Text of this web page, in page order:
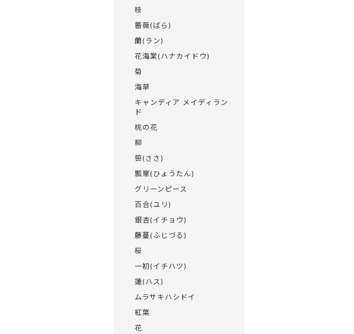
枝
薔薇(ばら)
蘭(ラン)
花海棠(ハナカイドウ)
菊
海草
キャンディア メイディラン
ド
桃の花
柳
笹(ささ)
瓢箪(ひょうたん)
グリーンピース
百合(ユリ)
銀杏(イチョウ)
藤蔓(ふじづる)
桜
一初(イチハツ)
蓮(ハス)
ムラサキハシドイ
紅葉
花